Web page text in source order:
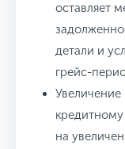
оставляет
детали и
грейс-
на